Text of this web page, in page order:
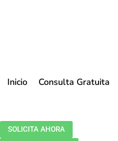
Inicio Consulta Gratuita
SOLICITA AHORA